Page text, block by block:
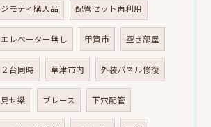
ジモティ購入品 配管セット再利用
エレベーター無し 甲賀市 空き部屋
２台同時 草津市内 外装パネル修復
見せ梁 ブレース 下穴配管